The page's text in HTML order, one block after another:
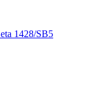
1428/SB5